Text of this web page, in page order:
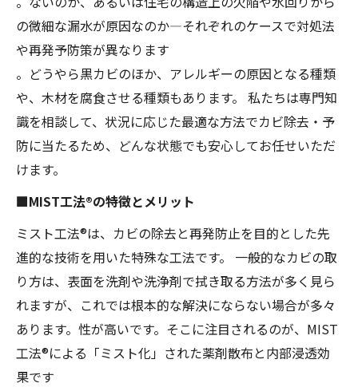
の微細な漏水が原因なのか―それぞれのケースで対処法
や再発予防策が異なります
。どうやら黒カビのほか、アレルギーの原因となる種類
や、木材を腐食させる種類もあります。 私たちは専門知
識を相談して、状況に応じた最適な方法でカビ除去・予
防に当たるため、どんな状態でも安心してお任せいただ
けます。
■MIST工法®の特徴とメリット
ミスト工法®は、カビの除去と再発防止を目的とした先
進的な技術を用いた特殊な工法です。 一般的なカビの取
り方は、表面を洗剤や洗浄剤で拭き取る方法が多く見ら
れますが、これでは根本的な解決にならない場合が多々
あります。性が高いです。そこに注目されるのが、MIST
工法®による「ミスト化」された薬剤散布と内部浸透効
果です